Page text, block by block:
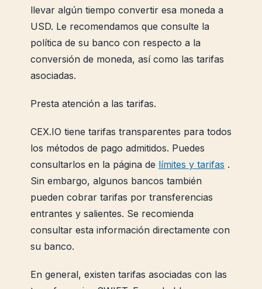
llevar algún tiempo convertir esa moneda a
USD. Le recomendamos que consulte la
política de su banco con respecto a la
conversión de moneda, así como las tarifas
asociadas.
Presta atención a las tarifas.
CEX.IO tiene tarifas transparentes para todos
los métodos de pago admitidos. Puedes
consultarlos en la página de límites y tarifas .
Sin embargo, algunos bancos también
pueden cobrar tarifas por transferencias
entrantes y salientes. Se recomienda
consultar esta información directamente con
su banco.
En general, existen tarifas asociadas con las